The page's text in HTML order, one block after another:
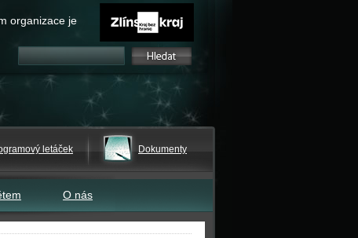
organizace je
letáček Dokumenty
O nás